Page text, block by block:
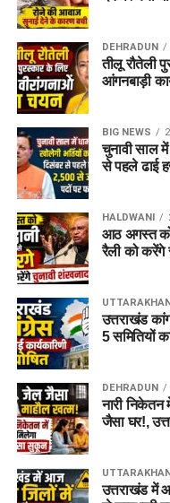
DEHRADUN
तीलू रौतेली
आंगनबाड़ी
BIG NEWS
चुनावी साल में
से पहले ढाई
HALDWANI
आठ अगस्त को
रैली को करेंगे
उत्तराखंड
5 समितियों
DEHRADUN
नारी निकेतन
जैसा घर!,
उत्तराखंड में